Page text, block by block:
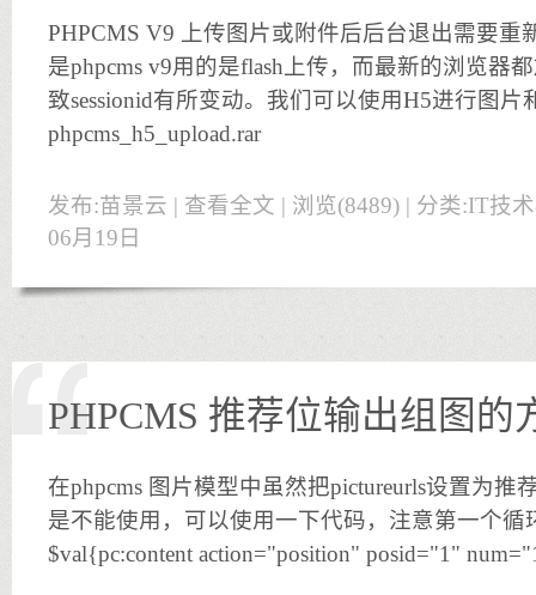
PHPCMS V9 上传图片或附件后后台退出需要重
是phpcms v9用的是flash上传，而最新的浏览器
致sessionid有所变动。我们可以使用H5进行图片
phpcms_h5_upload.rar
发布:苗景云 | 查看全文 | 浏览(8489) | 分类:IT技
06月19日
PHPCMS 推荐位输出组图的
在phpcms 图片模型中虽然把pictureurls设置为推
是不能使用，可以使用一下代码，注意第一个循
$val{pc:content action="position" posid="1"